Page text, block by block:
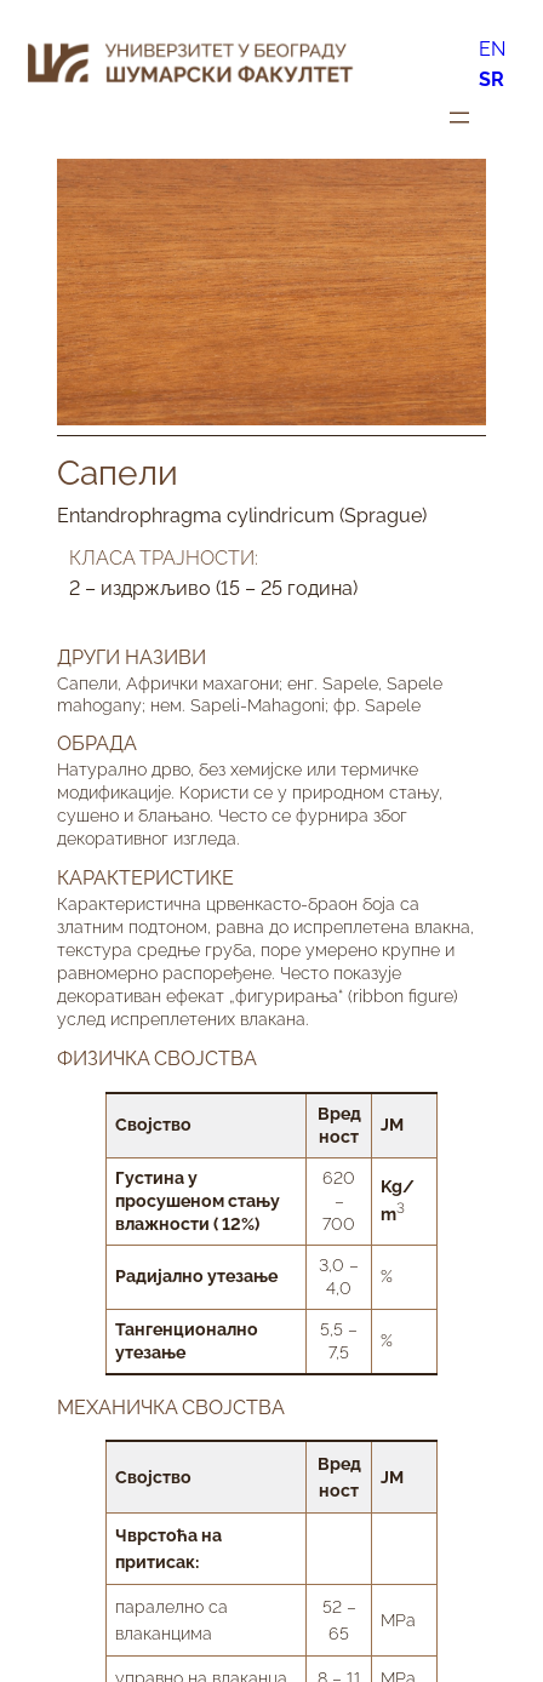
EN
SR
Сапели
Entandrophragma cylindricum (Sprague)
КЛАСА ТРАЈНОСТИ:
2 – издржљиво (15 – 25 година)
ДРУГИ НАЗИВИ
Сапели, Афрички махагони; енг. Sapele, Sapele
mahogany; нем. Sapeli-Mahagoni; фр. Sapele
ОБРАДА
Натурално дрво, без хемијске или термичке
модификације. Користи се у природном стању,
сушено и блањано. Често се фурнира због
декоративног изгледа.
КАРАКТЕРИСТИКЕ
Карактеристична црвенкасто-браон боја са
златним подтоном, равна до испреплетена влакна,
текстура средње груба, поре умерено крупне и
равномерно распоређене. Често показује
декоративан ефекат „фигурирања“ (ribbon figure)
услед испреплетених влакана.
ФИЗИЧКА СВОЈСТВА
Својство
Вред
ност
ЈМ
Густина у
просушеном стању
влажности ( 12%)
620
–
700
Kg/
m3
Радијално утезање
3,0 –
4,0
%
Тангенционално
утезање
5,5 –
7,5
%
МЕХАНИЧКА СВОЈСТВА
Својство
Вред
ност
ЈМ
Чврстоћа на
притисак:
паралелно са
влаканцима
52 –
65
MPa